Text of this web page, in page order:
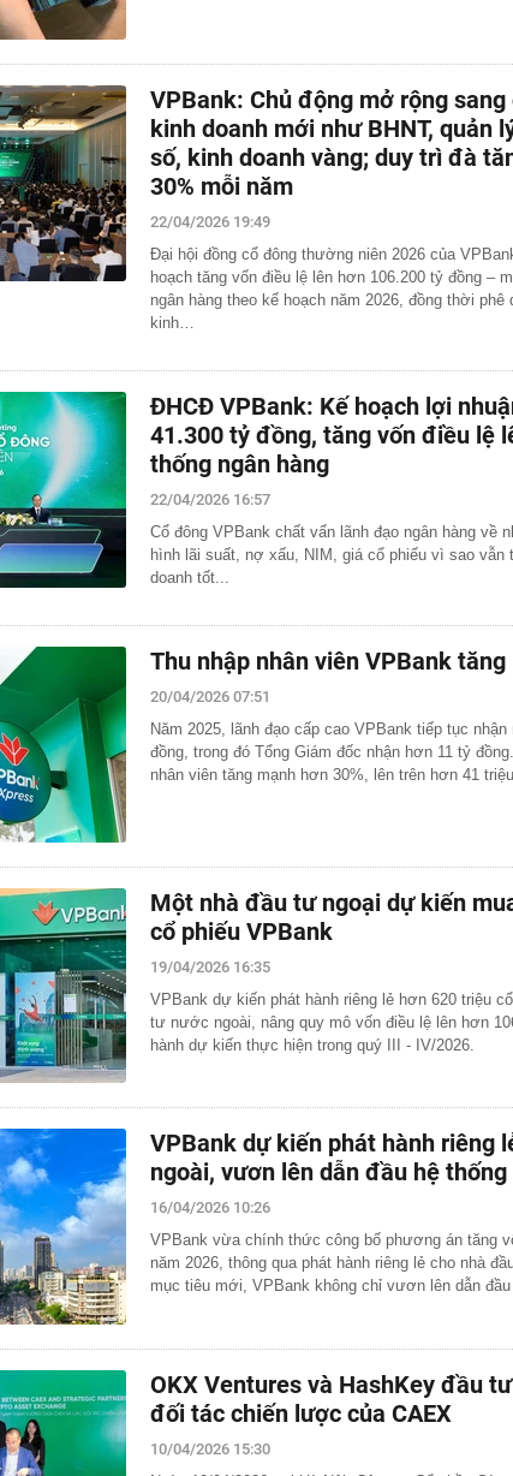
VPBank: Chủ động mở rộng
kinh doanh mới như BHNT, quản
số, kinh doanh vàng; duy trì đà
30% mỗi năm
22/04/2026 19:49
Đại hội đồng cổ đông thường niên 2026 của
hoạch tăng vốn điều lệ lên hơn 106.200 tỷ đồng –
ngân hàng theo kế hoạch năm 2026, đồng thời phê
kinh…
ĐHCĐ VPBank: Kế hoạch lợi
41.300 tỷ đồng, tăng vốn điều lệ
thống ngân hàng
22/04/2026 16:57
Cổ đông VPBank chất vấn lãnh đạo ngân hàng về
hình lãi suất, nợ xấu, NIM, giá cổ phiếu vì sao vẫn
doanh tốt...
Thu nhập nhân viên VPBank tăng
20/04/2026 07:51
Năm 2025, lãnh đạo cấp cao VPBank tiếp tục
đồng, trong đó Tổng Giám đốc nhận hơn 11 tỷ
nhân viên tăng mạnh hơn 30%, lên trên hơn 41
Một nhà đầu tư ngoại dự kiến
cổ phiếu VPBank
19/04/2026 16:35
VPBank dự kiến phát hành riêng lẻ hơn 620 triệu
tư nước ngoài, nâng quy mô vốn điều lệ lên hơn
hành dự kiến thực hiện trong quý III - IV/2026.
VPBank dự kiến phát hành riêng
ngoài, vươn lên dẫn đầu hệ
16/04/2026 10:26
VPBank vừa chính thức công bố phương án tăng
năm 2026, thông qua phát hành riêng lẻ cho nhà
mục tiêu mới, VPBank không chỉ vươn lên dẫn
OKX Ventures và HashKey đầu
đối tác chiến lược của CAEX
10/04/2026 15:30